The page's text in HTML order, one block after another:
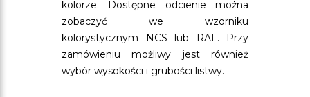
kolorze. Dostępne odcienie można
zobaczyć we wzorniku
kolorystycznym NCS lub RAL. Przy
zamówieniu możliwy jest również
wybór wysokości i grubości listwy.